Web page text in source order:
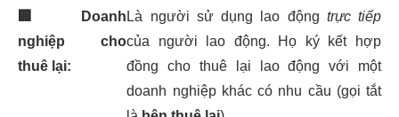
🏢
Doanh
nghiệp cho
thuê lại:
Là người sử dụng lao động trực tiếp
của người lao động. Họ ký kết hợp
đồng cho thuê lại lao động với một
doanh nghiệp khác có nhu cầu (gọi tắt